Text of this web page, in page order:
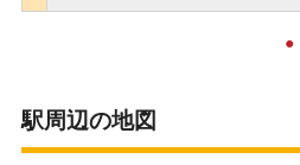
●
駅周辺の地図